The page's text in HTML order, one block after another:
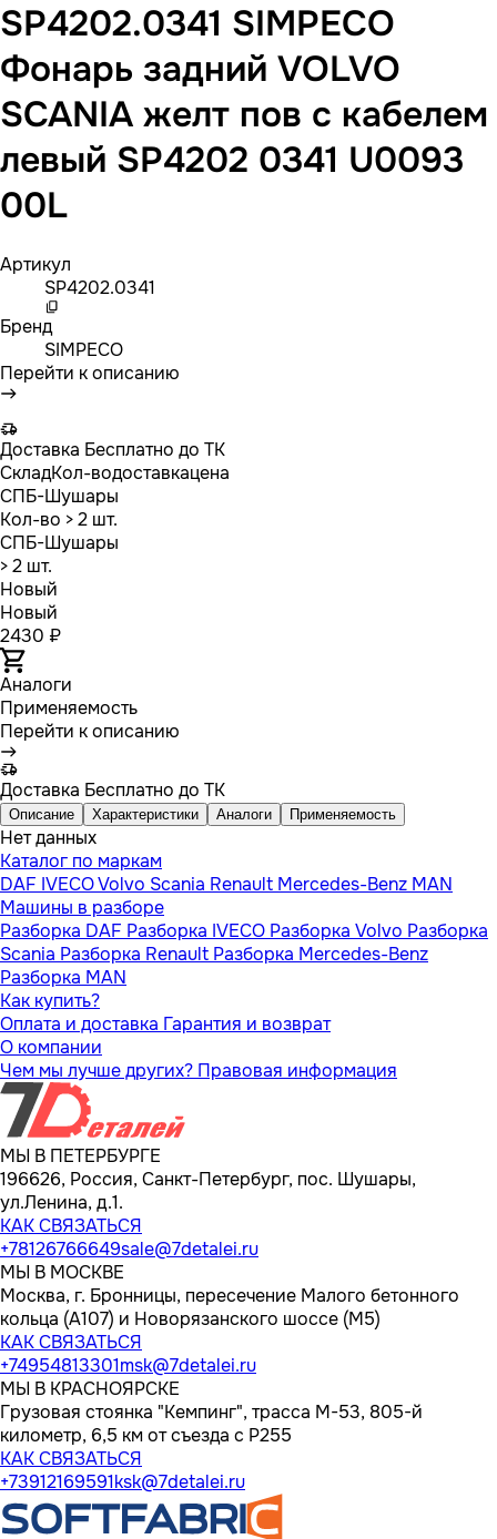
SP4202.0341 SIMPECO
Фонарь задний VOLVO
SCANIA желт пов c кабелем
левый SP4202 0341 U0093
00L
Артикул
SP4202.0341
Бренд
SIMPECO
Перейти к описанию
Доставка Бесплатно до ТК
СкладКол-водоставкацена
СПБ-Шушары
Кол-во > 2 шт.
СПБ-Шушары
> 2 шт.
Новый
Новый
2430 ₽
Аналоги
Применяемость
Перейти к описанию
Доставка Бесплатно до ТК
Описание Характеристики Аналоги Применяемость
Нет данных
Каталог по маркам
DAF IVECOVolvo Scania Renault Mercedes-Benz MAN
Машины в разборе
Разборка DAF Разборка IVECO Разборка Volvo Разборка
Scania Разборка Renault Разборка Mercedes-Benz
Разборка MAN
Как купить?
Оплата и доставка Гарантия и возврат
О компании
Чем мы лучше других? Правовая информация
МЫ В ПЕТЕРБУРГЕ
196626, Россия, Санкт-Петербург, пос. Шушары,
ул.Ленина, д.1.
КАК СВЯЗАТЬСЯ
+78126766649sale@7detalei.ru
МЫ В МОСКВЕ
Москва, г. Бронницы, пересечение Малого бетонного
кольца (А107) и Новорязанского шоссе (М5)
КАК СВЯЗАТЬСЯ
+74954813301msk@7detalei.ru
МЫ В КРАСНОЯРСКЕ
Грузовая стоянка "Кемпинг", трасса M-53, 805-й
километр, 6,5 км от съезда с Р255
КАК СВЯЗАТЬСЯ
+73912169591ksk@7detalei.ru